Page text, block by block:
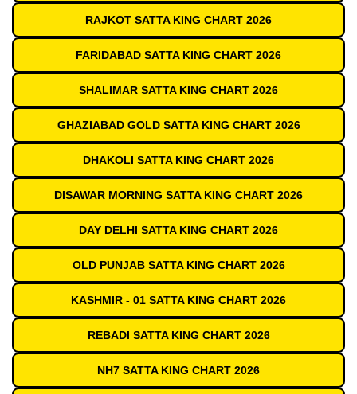
RAJKOT SATTA KING CHART 2026
FARIDABAD SATTA KING CHART 2026
SHALIMAR SATTA KING CHART 2026
GHAZIABAD GOLD SATTA KING CHART 2026
DHAKOLI SATTA KING CHART 2026
DISAWAR MORNING SATTA KING CHART 2026
DAY DELHI SATTA KING CHART 2026
OLD PUNJAB SATTA KING CHART 2026
KASHMIR - 01 SATTA KING CHART 2026
REBADI SATTA KING CHART 2026
NH7 SATTA KING CHART 2026